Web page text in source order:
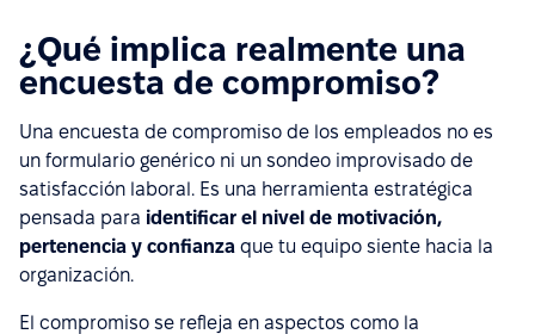
¿Qué implica realmente una
encuesta de compromiso?
Una encuesta de compromiso de los empleados no es
un formulario genérico ni un sondeo improvisado de
satisfacción laboral. Es una herramienta estratégica
pensada para identificar el nivel de motivación,
pertenencia y confianza que tu equipo siente hacia la
organización.
El compromiso se refleja en aspectos como la